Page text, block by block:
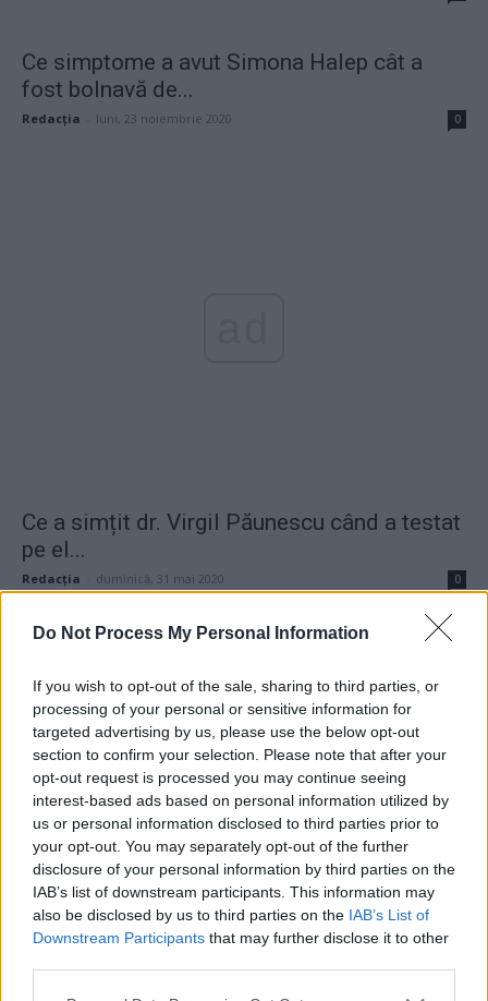
Do Not Process My Personal Information
If you wish to opt-out of the sale, sharing to third parties, or
processing of your personal or sensitive information for
targeted advertising by us, please use the below opt-out
section to confirm your selection. Please note that after your
opt-out request is processed you may continue seeing
interest-based ads based on personal information utilized by
us or personal information disclosed to third parties prior to
your opt-out. You may separately opt-out of the further
disclosure of your personal information by third parties on the
IAB’s list of downstream participants. This information may
also be disclosed by us to third parties on the IAB’s List of
Downstream Participants that may further disclose it to other
Ce simptome a avut Simona Halep cât a
fost bolnavă de...
Redacţia luni, 23 noiembrie 2020 0
Ce a simțit dr. Virgil Păunescu când a testat
pe el...
Redacţia duminică, 31 mai 2020 0
ad
Susțineți presa liberă! Donați aici pentru
Ziaristii.com!
24 de ore
21.40
Comisia Europeană, după ororile comise de
PSD-AUR: ”Vom analiza cu atenție...